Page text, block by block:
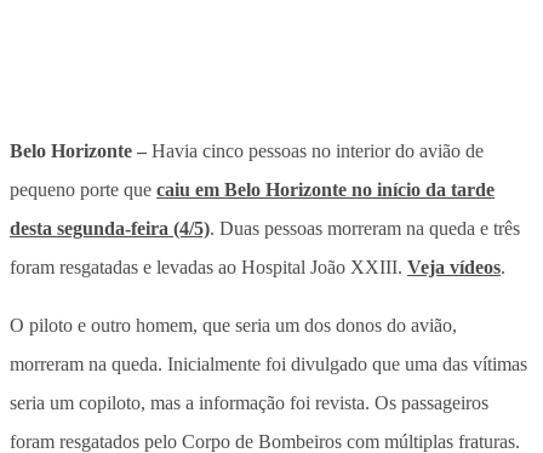
Belo Horizonte – Havia cinco pessoas no interior do avião de
pequeno porte que caiu em Belo Horizonte no início da tarde
desta segunda-feira (4/5). Duas pessoas morreram na queda e três
foram resgatadas e levadas ao Hospital João XXIII. Veja vídeos.
O piloto e outro homem, que seria um dos donos do avião,
morreram na queda. Inicialmente foi divulgado que uma das vítimas
seria um copiloto, mas a informação foi revista. Os passageiros
foram resgatados pelo Corpo de Bombeiros com múltiplas fraturas.